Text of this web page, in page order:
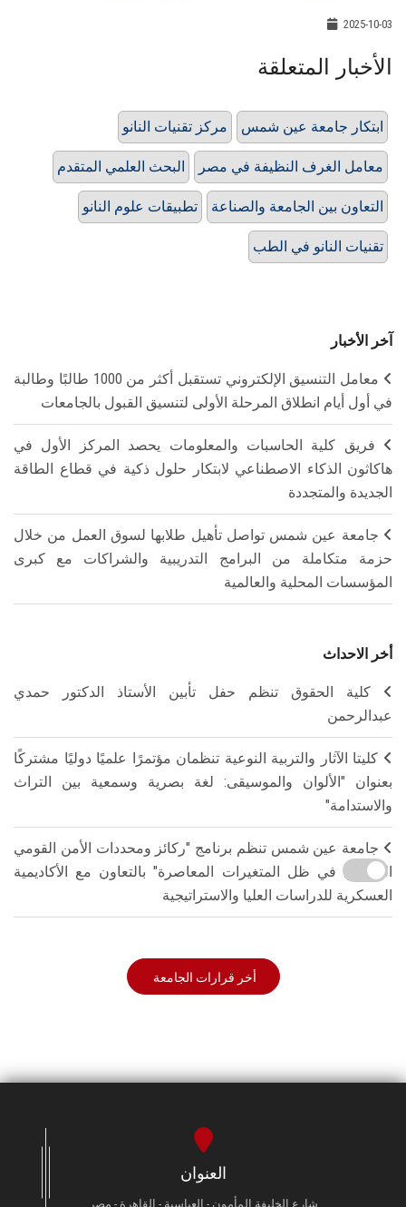
2025-10-03
الأخبار المتعلقة
مركز تقنيات النانو ابتكار جامعة عين شمس
البحث العلمي المتقدم معامل الغرف النظيفة في مصر
تطبيقات علوم النانو التعاون بين الجامعة والصناعة
تقنيات النانو في الطب
آخر الأخبار
معامل التنسيق الإلكتروني تستقبل أكثر من 1000 طالبًا وطالبة
في أول أيام انطلاق المرحلة الأولى لتنسيق القبول بالجامعات
فريق كلية الحاسبات والمعلومات يحصد المركز الأول في
هاكاثون الذكاء الاصطناعي لابتكار حلول ذكية في قطاع الطاقة
الجديدة والمتجددة
جامعة عين شمس تواصل تأهيل طلابها لسوق العمل من خلال
حزمة متكاملة من البرامج التدريبية والشراكات مع كبرى
المؤسسات المحلية والعالمية
أخر الاحداث
كلية الحقوق تنظم حفل تأبين الأستاذ الدكتور حمدي
عبدالرحمن
كليتا الآثار والتربية النوعية تنظمان مؤتمرًا علميًا دوليًا مشتركًا
بعنوان "الألوان والموسيقى: لغة بصرية وسمعية بين التراث
والاستدامة"
جامعة عين شمس تنظم برنامج "ركائز ومحددات الأمن القومي
المصري في ظل المتغيرات المعاصرة" بالتعاون مع الأكاديمية
العسكرية للدراسات العليا والاستراتيجية
أخر قرارات الجامعة
العنوان
شارع الخليفة المأمون - العباسية - القاهرة - مصر